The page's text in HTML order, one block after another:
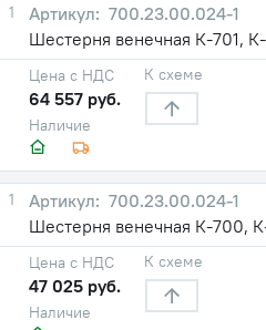
1
700.23.00.024-1
Шестерня венечная К-701,
Наличие
Цена с НДС
64 557 руб.
К схеме
1
700.23.00.024-1
Шестерня венечная К-700,
Наличие
Цена с НДС
47 025 руб.
К схеме